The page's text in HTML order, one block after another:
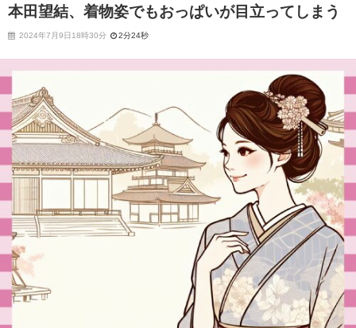
本田望結、着物姿でもおっぱいが目立ってしまう
2024年7月9日18時30分 2分24秒